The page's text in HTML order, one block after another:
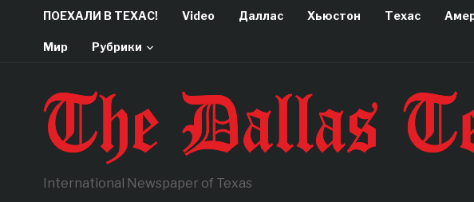
ПОЕХАЛИ В ТЕХАС! Video Даллас Хьюстон Техас
Мир Рубрики
International Newspaper of Texas